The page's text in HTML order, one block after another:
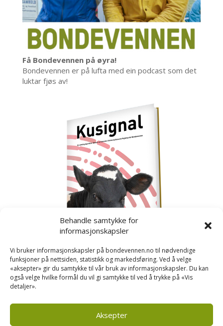
Behandle samtykke for
informasjonskapsler
Vi bruker informasjonskapsler på bondevennen.no til nødvendige
funksjoner på nettsiden, statistikk og markedsføring. Ved å velge
«aksepter» gir du samtykke til vår bruk av informasjonskapsler. Du kan
også velge hvilke formål du vil gi samtykke til ved å trykke på «Vis
detaljer».
Aksepter
Få Bondevennen på øyra!
Bondevennen er på lufta med ein podcast som det
luktar fjøs av!
Kusignal